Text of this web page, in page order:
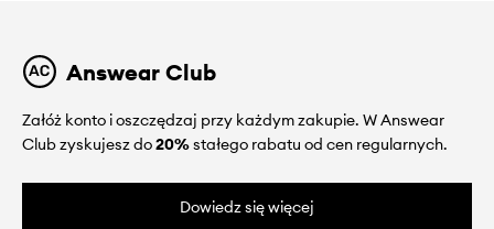
Answear Club
Załóż konto i oszczędzaj przy każdym zakupie. W Answear
Club zyskujesz do20%stałego rabatu od cen regularnych.
Dowiedz się więcej